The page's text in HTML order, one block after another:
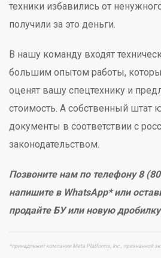
техники избавились от
получили за это деньги.
В нашу команду входят
большим опытом работы,
оценят вашу спецтехнику и
стоимость. А собственный штат
документы в соответствии с
законодательством.
Позвоните нам по телефону 8
напишите в WhatsApp* или
продайте БУ или новую
*принадлежит компании Meta Platforms, Inc., признанной